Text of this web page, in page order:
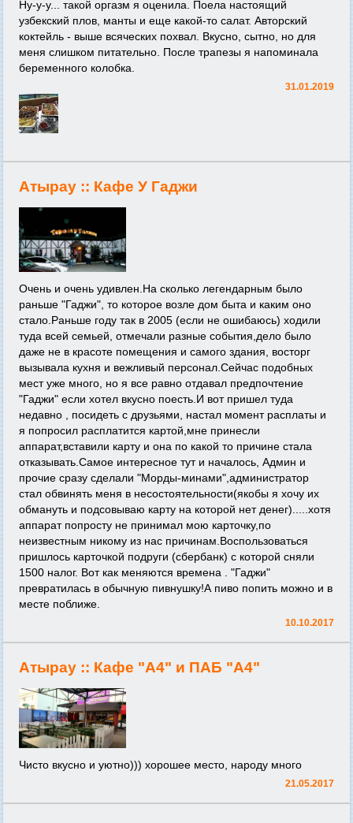
Ну-у-у... такой оргазм я оценила. Поела настоящий
узбекский плов, манты и еще какой-то салат. Авторский
коктейль - выше всяческих похвал. Вкусно, сытно, но для
меня слишком питательно. После трапезы я напоминала
беременного колобка.
31.01.2019
Атырау :: Кафе У Гаджи
Очень и очень удивлен.На сколько легендарным было
раньше "Гаджи", то которое возле дом быта и каким оно
стало.Раньше году так в 2005 (если не ошибаюсь) ходили
туда всей семьей, отмечали разные события,дело было
даже не в красоте помещения и самого здания, восторг
вызывала кухня и вежливый персонал.Сейчас подобных
мест уже много, но я все равно отдавал предпочтение
"Гаджи" если хотел вкусно поесть.И вот пришел туда
недавно , посидеть с друзьями, настал момент расплаты и
я попросил расплатится картой,мне принесли
аппарат,вставили карту и она по какой то причине стала
отказывать.Самое интересное тут и началось, Админ и
прочие сразу сделали "Морды-минами",администратор
стал обвинять меня в несостоятельности(якобы я хочу их
обмануть и подсовываю карту на которой нет денег).....хотя
аппарат попросту не принимал мою карточку,по
неизвестным никому из нас причинам.Воспользоваться
пришлось карточкой подруги (сбербанк) с которой сняли
1500 налог. Вот как меняются времена . "Гаджи"
превратилась в обычную пивнушку!А пиво попить можно и в
месте поближе.
10.10.2017
Атырау :: Кафе "А4" и ПАБ "А4"
Чисто вкусно и уютно))) хорошее место, народу много
21.05.2017